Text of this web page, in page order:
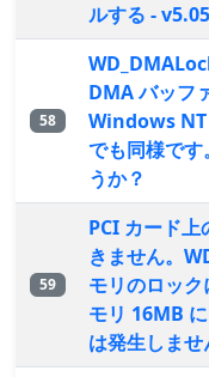
ルする -
58
DMA バッフ
Windows
でも同様です
うか？
59
PCI カード
きません。
モリのロッ
モリ 16MB
は発生しませ